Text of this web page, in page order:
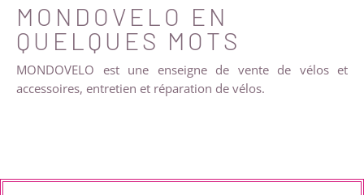
MONDOVELO EN
QUELQUES MOTS
MONDOVELO est une enseigne de vente de vélos et
accessoires, entretien et réparation de vélos.